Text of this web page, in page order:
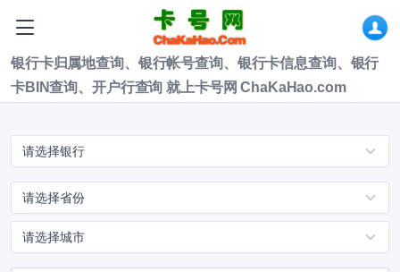
银行卡归属地查询、银行帐号查询、银行卡信息查询、银行
卡BIN查询、开户行查询 就上卡号网 ChaKaHao.com